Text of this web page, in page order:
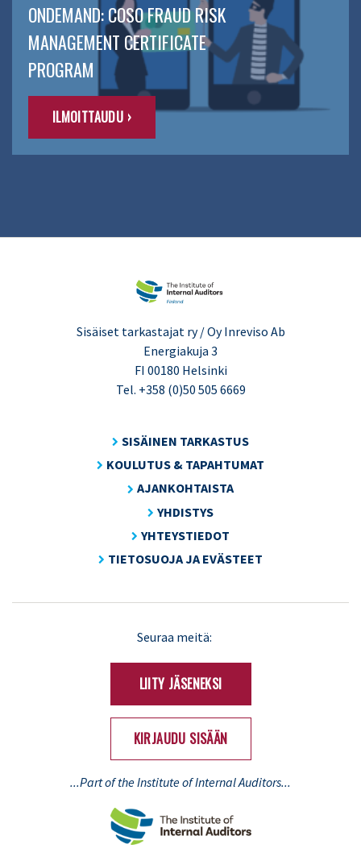
ONDEMAND: COSO FRAUD RISK
MANAGEMENT CERTIFICATE
PROGRAM
ILMOITTAUDU ›
Sisäiset tarkastajat ry / Oy Inreviso Ab
Energiakuja 3
FI 00180 Helsinki
Tel. +358 (0)50 505 6669
SISÄINEN TARKASTUS
KOULUTUS & TAPAHTUMAT
AJANKOHTAISTA
YHDISTYS
YHTEYSTIEDOT
TIETOSUOJA JA EVÄSTEET
Seuraa meitä:
LIITY JÄSENEKSI
KIRJAUDU SISÄÄN
...Part of the Institute of Internal Auditors...